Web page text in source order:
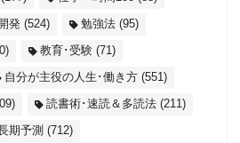
発 (524) 勉強法 (95)
教育･受験 (71)
自分が主役の人生･働き方 (551)
読書術･速読＆多読法 (211)
期予測 (712)